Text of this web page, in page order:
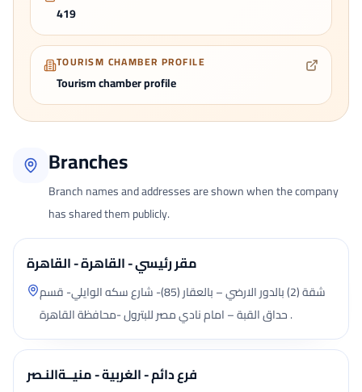
419
TOURISM CHAMBER PROFILE
Tourism chamber profile
Branches
Branch names and addresses are shown when the company
has shared them publicly.
مقر رئيسي - القاهرة - القاهرة
شقة (2) بالدور الارضي – بالعقار (85)- شارع سكه الوايلي- قسم
حداق القبة – امام نادي مصر للبترول -محافظة القاهرة .
فرع دائم - الغربية - منيــةالنـصر